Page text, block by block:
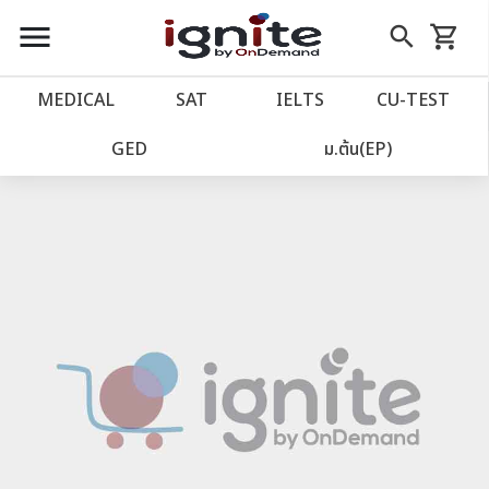
close
account_balance หน้าแรก
เว็บไซต์อิกไนท์
ลงทะเบียน
menu search
Skip
to
shopping_cart
รถเข็น
MEDICAL SAT IELTS CU‑TEST
GED ม.ต้น(EP)